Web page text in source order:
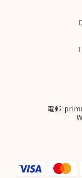
電郵: